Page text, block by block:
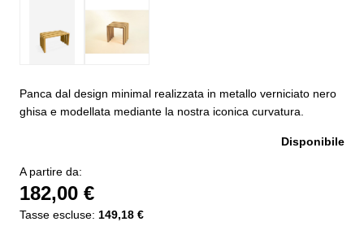
Panca dal design minimal realizzata in metallo verniciato nero
ghisa e modellata mediante la nostra iconica curvatura.
Disponibile
A partire da:
182,00 €
Tasse escluse: 149,18 €